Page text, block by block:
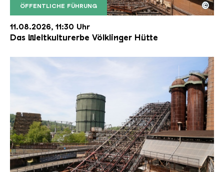
ÖFFENTLICHE FÜHRUNG
Der Erzschrägaufzug der Völklinger Hütte mit
Copyright: Weltkulturerbe Völklinger Hütte | Karl
©
11.08.2026, 11:30 Uhr
Das Weltkulturerbe Völklinger Hütte